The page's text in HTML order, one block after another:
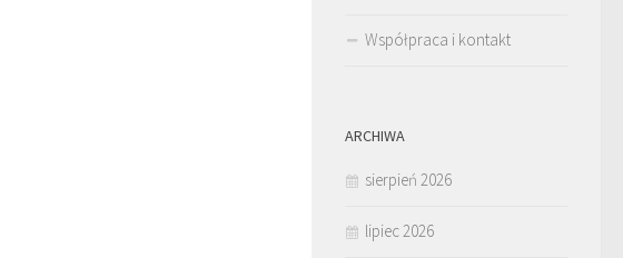
Współpraca i kontakt
ARCHIWA
sierpień 2026
lipiec 2026